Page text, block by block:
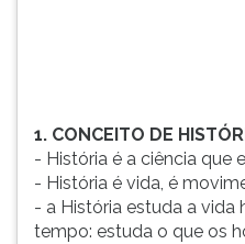
pausar
leitura
pressione
1. CONCEITO DE
- História é a ciência que
- História é vida, é
- a História estuda a vida
tempo: estuda o que os